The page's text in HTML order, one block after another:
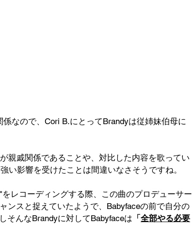
なので、Cori B.にとってBrandyは従姉妹伯母に
親戚関係であることや、対比した内容を歌ってい
い影響を受けたことは間違いなさそうですね。
レコーディングする際、この曲のプロデューサー
ンスと捉えていたようで、Babyfaceの前で自分の
そんなBrandyに対してBabyfaceは 「 全部やる必要